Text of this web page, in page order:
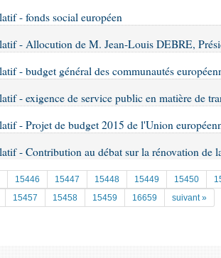
des lois
et orales
des débats
- fonds social européen
- Allocution de M. Jean-Louis DEBRE,
- budget général des communautés
- exigence de service public en matière de
- Projet de budget 2015 de l'Union
- Contribution au débat sur la rénovation de
15446 15447 15448 15449 15450
15457 15458 15459 16659 suivant »